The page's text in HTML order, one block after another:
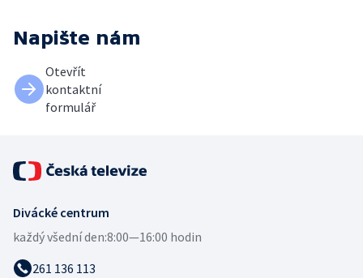
Napište nám
Otevřít
kontaktní
formulář
Divácké centrum
každý všední den:8:00—16:00 hodin
261 136 113